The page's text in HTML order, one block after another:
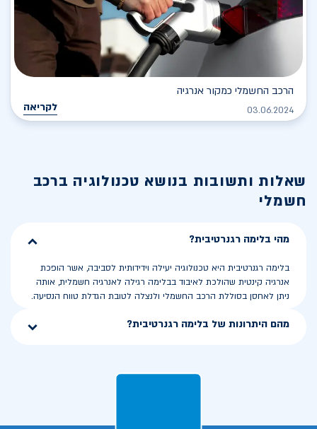
הרכב החשמלי כמקור אנרגיה
03.06.2024 לקריאה
שאלות ותשובות בנושא טכנולוגיה ברכב
חשמלי
מהי בלימה רגנרטיבית?
בלימה רגנרטיבית היא טכנולוגיה יעילה וידידותית לסביבה, אשר הופכת
אנרגיה קינטית שהולכת לאיבוד בבלימה רגילה לאנרגיה חשמלית, אותה
ניתן לאחסן בסוללת הרכב החשמלי ולנצלה לטובת הגדלת טווח הנסיעה.
מהם היתרונות של בלימה רגנרטיבית?